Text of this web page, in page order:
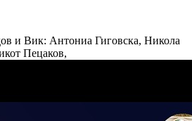
и Вик: Антониа Гиговска, Никола
Пецаков,